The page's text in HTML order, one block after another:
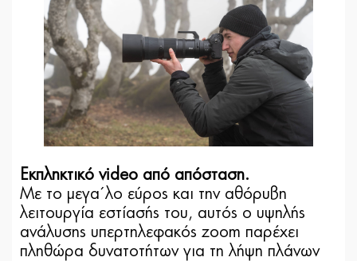
Εκπληκτικό video από απόσταση.
Με το μεγα΄λο εύρος και την αθόρυβη
λειτουργία εστίασής του, αυτός ο υψηλής
ανάλυσης υπερτηλεφακός zoom παρέχει
πληθώρα δυνατοτήτων για τη λήψη πλάνων